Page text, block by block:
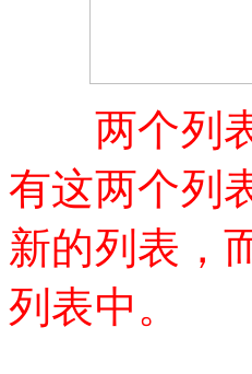
两个列
有这两个列
新的列表，
列表中。